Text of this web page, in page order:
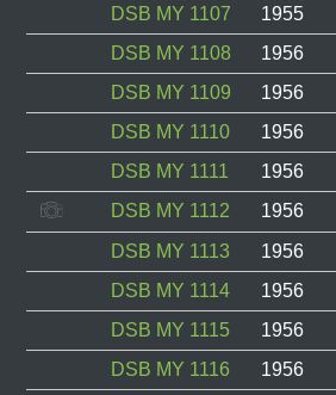
DSB MY 1107
1955
DSB MY 1108
1956
DSB MY 1109
1956
DSB MY 1110
1956
DSB MY 1111
1956
DSB MY 1112
1956
DSB MY 1113
1956
DSB MY 1114
1956
DSB MY 1115
1956
DSB MY 1116
1956